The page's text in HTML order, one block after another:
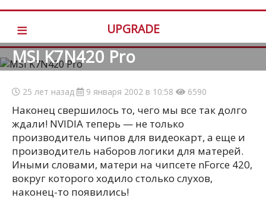
≡ UPGRADE
MSI K7N420 Pro
25 лет назад 9 января 2002 в 10:58 6590
Наконец свершилось то, чего мы все так долго
ждали! NVIDIA теперь — не только
производитель чипов для видеокарт, а еще и
производитель наборов логики для матерей.
Иными словами, матери на чипсете nForce 420,
вокруг которого ходило столько слухов,
наконец-то появились!